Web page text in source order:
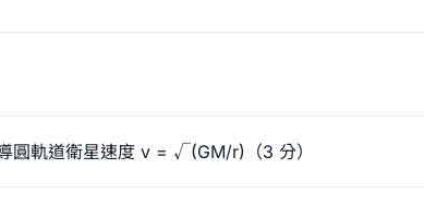
圓軌道衛星速度 v = √(GM/r)（3 分）